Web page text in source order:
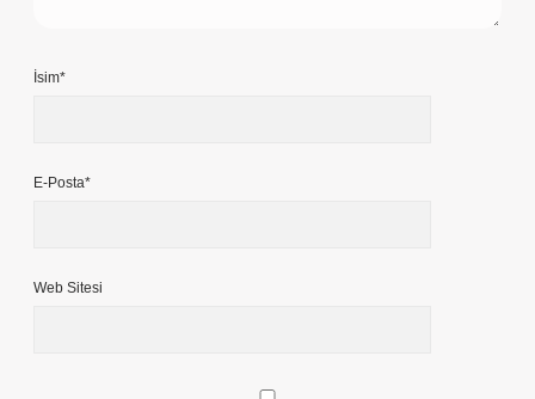
İsim*
E-Posta*
Web Sitesi